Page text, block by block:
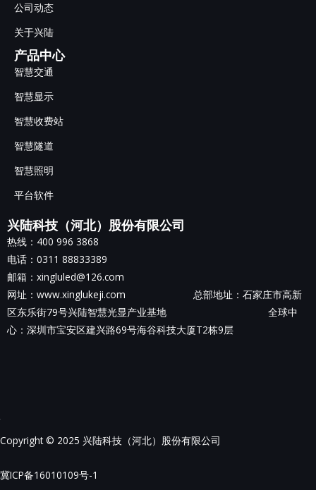
公司动态
关于兴陆
产品中心
智慧交通
智慧显示
智慧收费站
智慧隧道
智慧照明
平台软件
兴陆科技（河北）股份有限公司
热线：400 996 3868
电话：0311 88833389
邮箱：xingluled@126.com
网址：www.xinglukeji.com 总部地址： 石家庄市高新
区东乐街79号兴陆智慧光显产业基地 全球中
心：深圳市宝安区建兴路69号海谷科技大厦T2栋9层
Copyright © 2025 兴陆科技（河北）股份有限公司
冀ICP备16010109号-1